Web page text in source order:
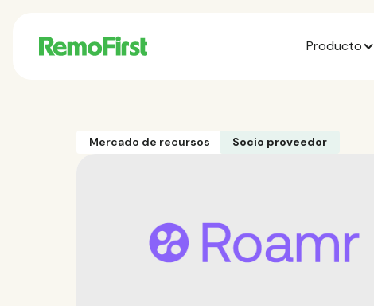
Producto
Mercado de recursos Socio proveedor